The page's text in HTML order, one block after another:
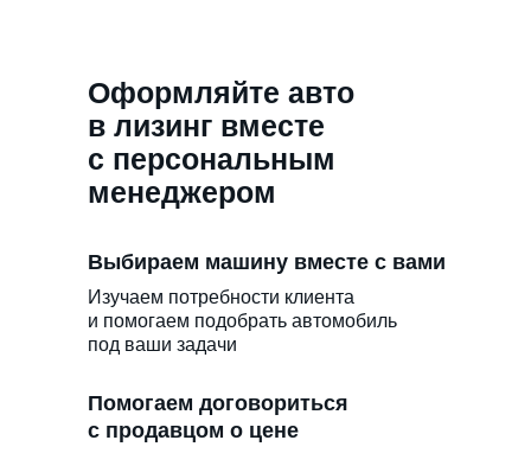
Помогаем договориться
с продавцом о цене
Выбираем машину вместе с вами
Изучаем потребности клиента
и помогаем подобрать автомобиль
под ваши задачи
Оформляйте авто
в лизинг вместе
с персональным
менеджером